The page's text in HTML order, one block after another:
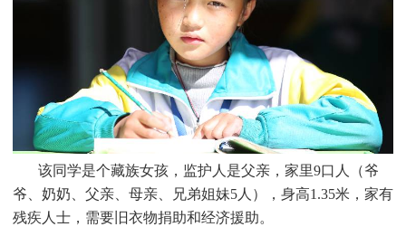
该同学是个藏族女孩，监护人是父亲，家里9口人（爷
爷、奶奶、父亲、母亲、兄弟姐妹5人），身高1.35米，家有
残疾人士，需要旧衣物捐助和经济援助。